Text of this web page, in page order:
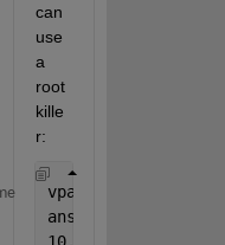
can
use
a
root
kille
r:
vpasolve(Eq/(x-r1)
ans =